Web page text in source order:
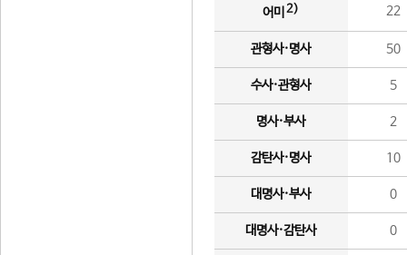
어미 2) 22
관형사·명사 50
수사·관형사 5
명사·부사 2
감탄사·명사 10
대명사·부사 0
대명사·감탄사 0